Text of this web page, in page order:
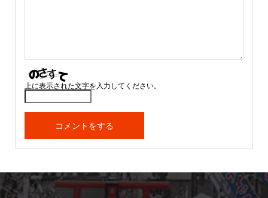
上に表示された文字を入力してください。